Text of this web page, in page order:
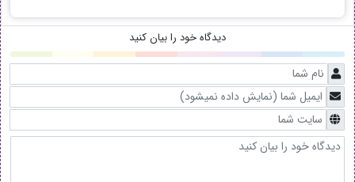
دیدگاه خود را بیان کنید